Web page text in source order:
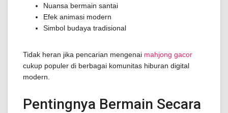
Nuansa bermain santai
Efek animasi modern
Simbol budaya tradisional
Tidak heran jika pencarian mengenai mahjong gacor
cukup populer di berbagai komunitas hiburan digital
modern.
Pentingnya Bermain Secara